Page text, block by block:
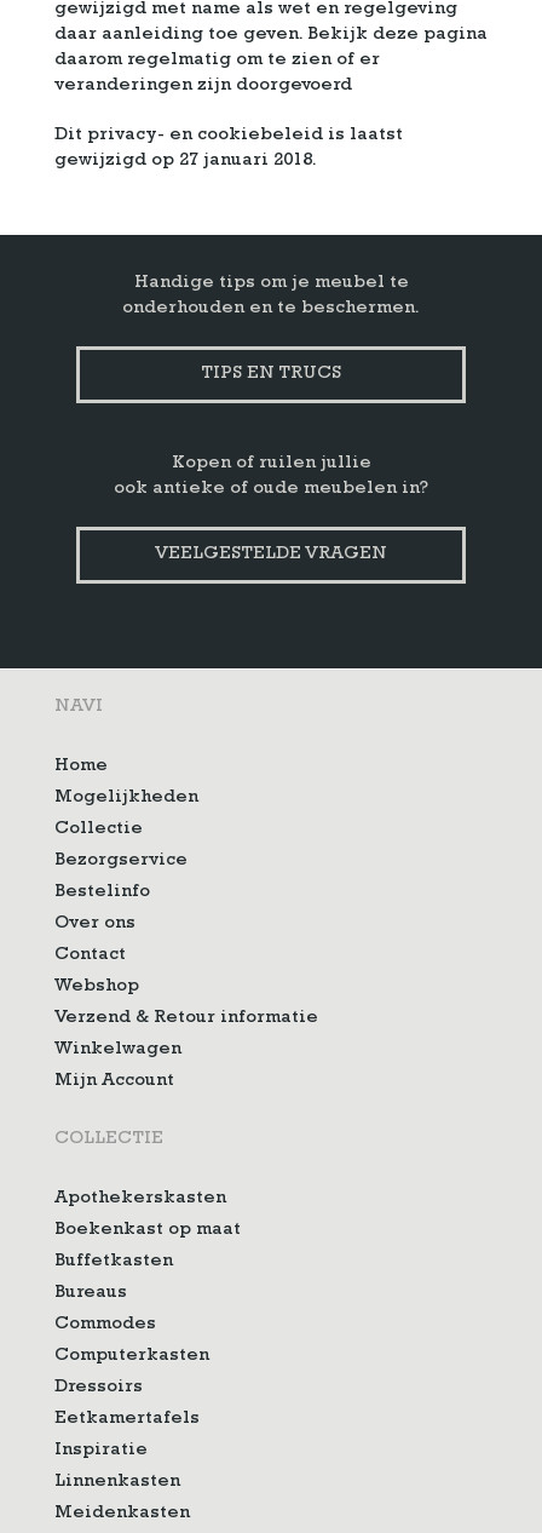
gewijzigd met name als wet en regelgeving
daar aanleiding toe geven. Bekijk deze pagina
daarom regelmatig om te zien of er
veranderingen zijn doorgevoerd
Dit privacy- en cookiebeleid is laatst
gewijzigd op 27 januari 2018.
Handige tips om je meubel te
onderhouden en te beschermen.
TIPS EN TRUCS
Kopen of ruilen jullie
ook antieke of oude meubelen in?
VEELGESTELDE VRAGEN
NAVI
Home
Mogelijkheden
Collectie
Bezorgservice
Bestelinfo
Over ons
Contact
Webshop
Verzend & Retour informatie
Winkelwagen
Mijn Account
COLLECTIE
Apothekerskasten
Boekenkast op maat
Buffetkasten
Bureaus
Commodes
Computerkasten
Dressoirs
Eetkamertafels
Inspiratie
Linnenkasten
Meidenkasten